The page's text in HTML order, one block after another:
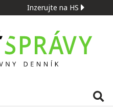
Inzerujte na HS